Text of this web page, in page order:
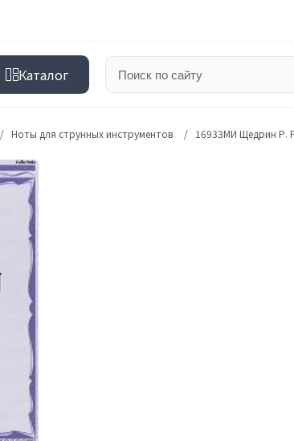
Каталог
Ноты для струнных инструментов 16933МИ Щедрин Р.